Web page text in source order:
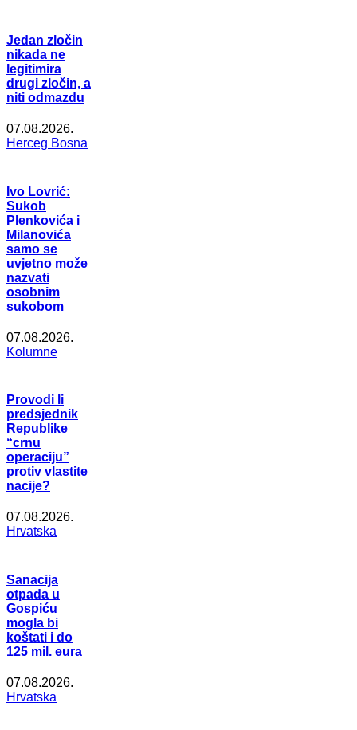
Jedan zločin
nikada ne
legitimira
drugi zločin, a
niti odmazdu
07.08.2026.
Herceg Bosna
Ivo Lovrić:
Sukob
Plenkovića i
Milanovića
samo se
uvjetno može
nazvati
osobnim
sukobom
07.08.2026.
Kolumne
Provodi li
predsjednik
Republike
“crnu
operaciju”
protiv vlastite
nacije?
07.08.2026.
Hrvatska
Sanacija
otpada u
Gospiću
mogla bi
koštati i do
125 mil. eura
07.08.2026.
Hrvatska